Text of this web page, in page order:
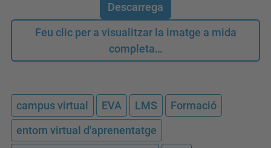
Descarrega
Feu clic per a visualitzar la imatge a mida
completa…
campus virtual EVA LMS
Formació
entorn virtual d'aprenentatge